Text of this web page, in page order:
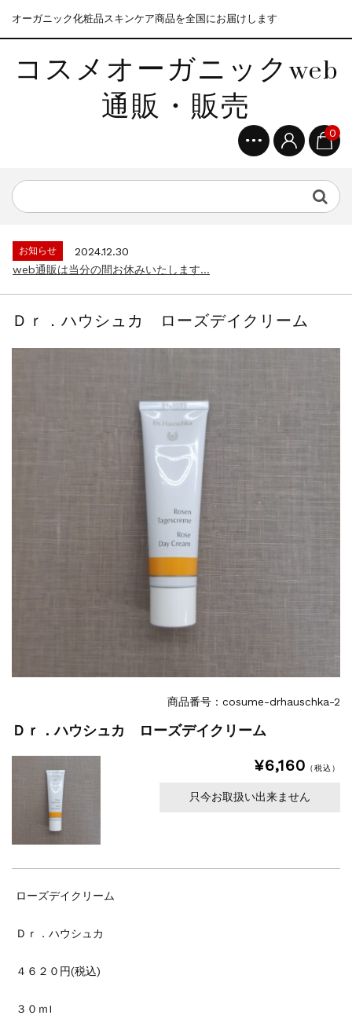
オーガニック化粧品スキンケア商品を全国にお届けします
コスメオーガニックweb
通販・販売 0
お知らせ
2024.12.30
web通販は当分の間お休みいたします...
Ｄｒ．ハウシュカ ローズデイクリーム
商品番号：cosume-drhauschka-2
Ｄｒ．ハウシュカ ローズデイクリーム
¥6,160 （税込）
只今お取扱い出来ません
ローズデイクリーム
Ｄｒ．ハウシュカ
４６２０円(税込)
３０ｍI